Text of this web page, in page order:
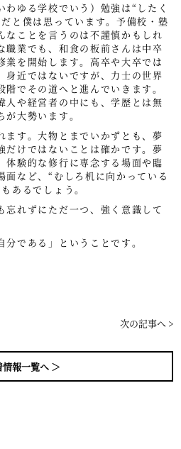
ゆる学校でいう）勉強は“したく
と僕は思っています。予備校・塾
なことを言うのは不謹慎かもしれ
職業でも、和食の板前さんは中卒
業を開始します。高卒や大卒では
身近ではないですが、力士の世界
でその道へと進んでいきます。
人や経営者の中にも、学歴とは無
大勢います。
す。大物とまでいかずとも、夢
だけではないことは確かです。夢
体験的な修行に専念する場面や臨
面など、“むしろ机に向かっている
あるでしょう。
忘れずにただ一つ、強く意識して
分である」ということです。
情報一覧へ ＞
次の記事へ >